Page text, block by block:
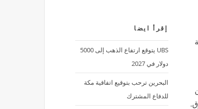
إقرأ ايضا
UBS يتوقع ارتفاع الذهب إلى 5000
دولار في 2027
البحرين ترحب بتوقيع اتفاقية مكة
للدفاع المشترك
.